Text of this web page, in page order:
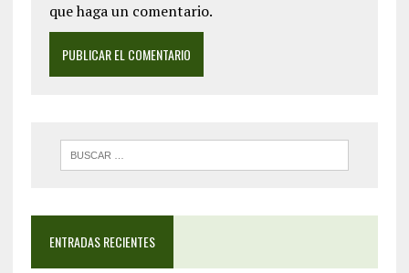
que haga un comentario.
ENTRADAS RECIENTES